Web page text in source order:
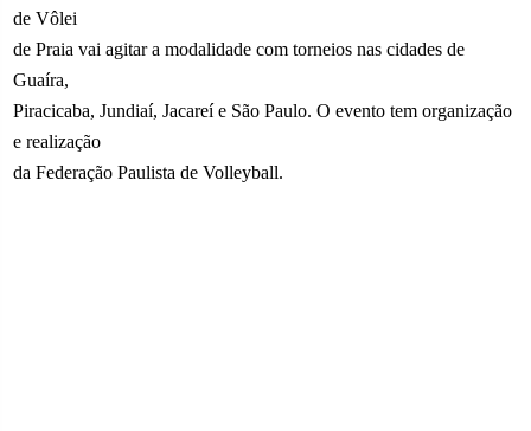
de Vôlei
de Praia vai agitar a modalidade com torneios nas cidades de
Guaíra,
Piracicaba, Jundiaí, Jacareí e São Paulo. O evento tem organização
e realização
da Federação Paulista de Volleyball.